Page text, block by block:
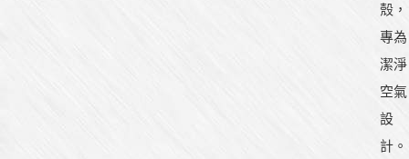
殼，
專為
潔淨
空氣
設
計。